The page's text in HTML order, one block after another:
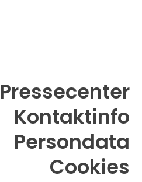
Pressecenter
Kontaktinfo
Persondata
Cookies